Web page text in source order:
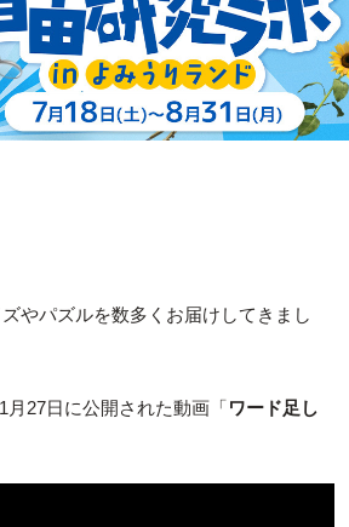
やパズルを数多くお届けしてきまし
月27日に公開された動画「ワード足し